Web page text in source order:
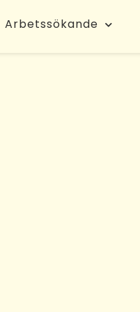
Arbetssökande